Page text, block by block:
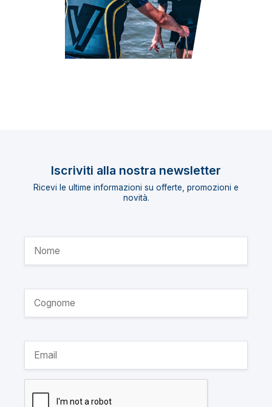
Iscriviti alla nostra newsletter
Ricevi le ultime informazioni su offerte, promozioni e
novità.